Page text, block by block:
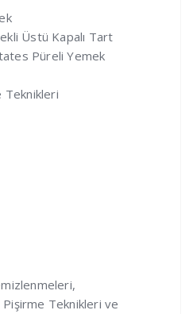
Üstü Kapalı Tart
Püreli Yemek
Teknikleri
Pişirme Teknikleri ve